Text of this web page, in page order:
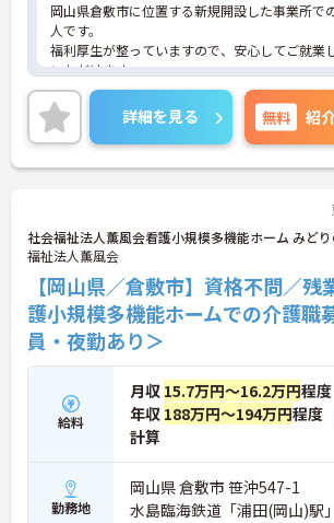
岡山県倉敷市に位置する新規開設した事業所で
人です。
福利厚生が整っていますので、安心してご就業
いただけます。
残業はほぼなしとプライベートとの予定が立て
いです！
また、賞与4.6ヶ月分実績と頑張りを評価してい
けます。
ご興味のある方には、面接対策ポイントなど、
詳細を見る 無料 紹
社会福祉法人薫風会看護小規模多機能ホーム みど
福祉法人薫風会
【岡山県／倉敷市】資格不問／
護小規模多機能ホームでの介護職
員・夜勤あり＞
給料
月収 15.7万円～16.2万円程
年収 188万円～194万円程度
計算
勤務地
岡山県 倉敷市 笹沖547-1
水島臨海鉄道「浦田(岡山)駅